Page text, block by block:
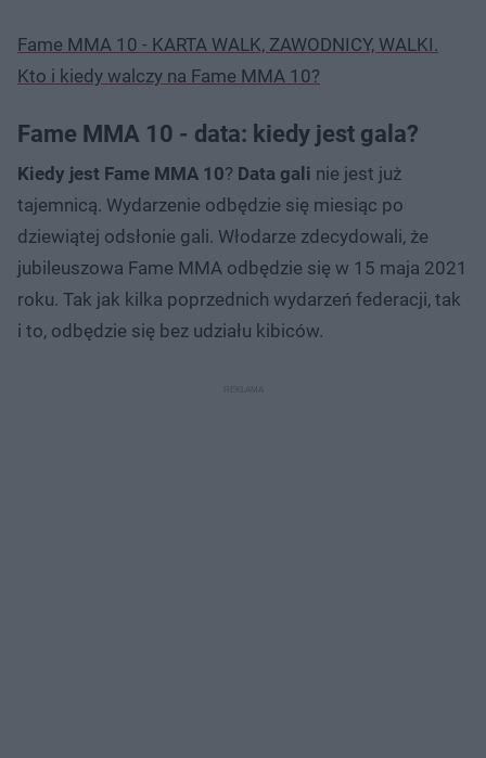
Fame MMA 10 - KARTA WALK, ZAWODNICY, WALKI.
Kto i kiedy walczy na Fame MMA 10?
Fame MMA 10 - data: kiedy jest gala?
Kiedy jest Fame MMA 10? Data gali nie jest już
tajemnicą. Wydarzenie odbędzie się miesiąc po
dziewiątej odsłonie gali. Włodarze zdecydowali, że
jubileuszowa Fame MMA odbędzie się w 15 maja 2021
roku. Tak jak kilka poprzednich wydarzeń federacji, tak
i to, odbędzie się bez udziału kibiców.